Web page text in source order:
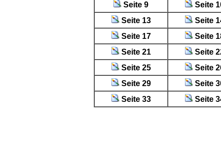
Seite 9
Seite
Seite 13
Seite
Seite 17
Seite
Seite 21
Seite
Seite 25
Seite
Seite 29
Seite
Seite 33
Seite